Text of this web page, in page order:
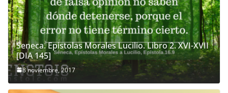
Seneca. Epistolas Morales Lucilio. Libro 2. XVI-XVII
[DIA 145]
8 noviembre, 2017